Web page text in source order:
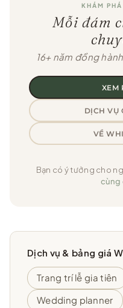
KHÁM
Mỗi đám
16+ năm đồng
XEM
DỊCH VỤ
VỀ
Bạn có ý tưởng cho
cùng
Dịch vụ & bảng giá
Trang trí lễ gia tiên
Wedding planner